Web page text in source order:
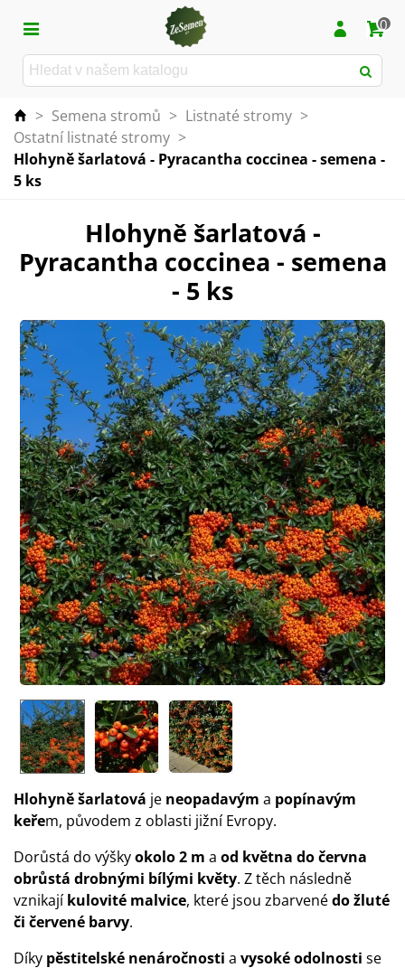
0
> Semena stromů > Listnaté stromy >
Ostatní listnaté stromy >
Hlohyně šarlatová - Pyracantha coccinea - semena -
5 ks
Hlohyně šarlatová -
Pyracantha coccinea - semena
- 5 ks
Hlohyně šarlatová je neopadavým a popínavým
keřem, původem z oblasti jižní Evropy.
Dorůstá do výškyokolo 2 m a od května do června
obrůstá drobnými bílými květy. Z těch následně
vznikajíkulovité malvice, které jsou zbarvenédo žluté
či červené barvy.
Díky pěstitelské nenáročnosti a vysoké odolnosti se